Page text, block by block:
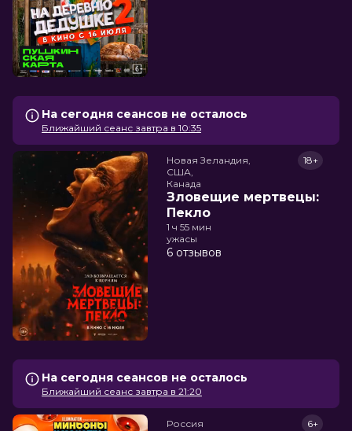
На сегодня сеансов не осталось
Ближайший сеанс завтра в 10:35
Новая Зеландия,
США,
Канада
Зловещие мертвецы:
Пекло
18+
1 ч 55 мин
ужасы
6 отзывов
На сегодня сеансов не осталось
Ближайший сеанс завтра в 21:20
Россия 6+